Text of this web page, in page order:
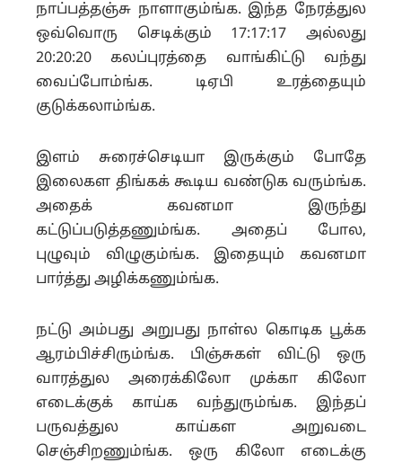
நாப்பத்தஞ்சு நாளாகும்ங்க. இந்த நேரத்துல
ஒவ்வொரு செடிக்கும் 17:17:17 அல்லது
20:20:20 கலப்புரத்தை வாங்கிட்டு வந்து
வைப்போம்ங்க. டிஏபி உரத்தையும்
குடுக்கலாம்ங்க.
இளம் சுரைச்செடியா இருக்கும் போதே
இலைகள திங்கக் கூடிய வண்டுக வரும்ங்க.
அதைக் கவனமா இருந்து
கட்டுப்படுத்தணும்ங்க. அதைப் போல,
புழுவும் விழுகும்ங்க. இதையும் கவனமா
பார்த்து அழிக்கணும்ங்க.
நட்டு அம்பது அறுபது நாள்ல கொடிக பூக்க
ஆரம்பிச்சிரும்ங்க. பிஞ்சுகள் விட்டு ஒரு
வாரத்துல அரைக்கிலோ முக்கா கிலோ
எடைக்குக் காய்க வந்துரும்ங்க. இந்தப்
பருவத்துல காய்கள அறுவடை
செஞ்சிறணும்ங்க. ஒரு கிலோ எடைக்கு